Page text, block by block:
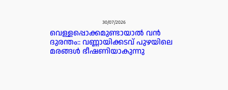
30/07/2026
വെള്ളപ്പൊക്കമുണ്ടായാൽ വൻ
ദുരന്തം:: വണ്ണായിക്കടവ് പുഴയിലെ
മരങ്ങൾ ഭീഷണിയാകുന്നു